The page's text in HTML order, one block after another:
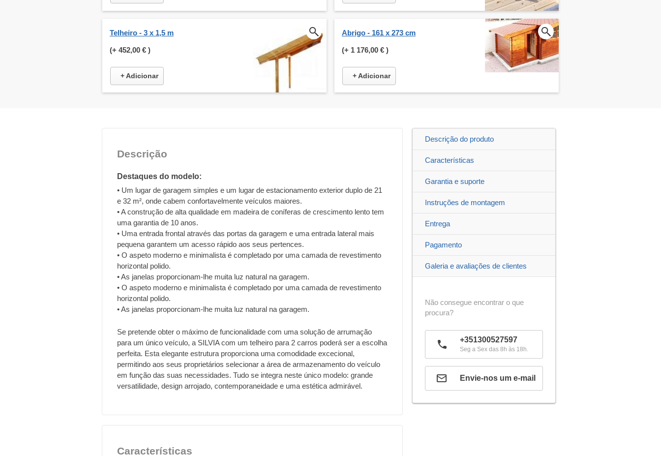
Telheiro - 3 x 1,5 m
(+ 452,00 € )
+ Adicionar
Abrigo - 161 x 273 cm
(+ 1 176,00 € )
+ Adicionar
Descrição
Destaques do modelo:
• Um lugar de garagem simples e um lugar de estacionamento exterior duplo de 21
e 32 m², onde cabem confortavelmente veículos maiores.
• A construção de alta qualidade em madeira de coníferas de crescimento lento tem
uma garantia de 10 anos.
• Uma entrada frontal através das portas da garagem e uma entrada lateral mais
pequena garantem um acesso rápido aos seus pertences.
• O aspeto moderno e minimalista é completado por uma camada de revestimento
horizontal polido.
• As janelas proporcionam-lhe muita luz natural na garagem.
• O aspeto moderno e minimalista é completado por uma camada de revestimento
horizontal polido.
• As janelas proporcionam-lhe muita luz natural na garagem.
Se pretende obter o máximo de funcionalidade com uma solução de arrumação
para um único veículo, a SILVIA com um telheiro para 2 carros poderá ser a escolha
perfeita. Esta elegante estrutura proporciona uma comodidade excecional,
permitindo aos seus proprietários selecionar a área de armazenamento do veículo
em função das suas necessidades. Tudo se integra neste único modelo: grande
versatilidade, design arrojado, contemporaneidade e uma estética admirável.
Características
Descrição do produto
Características
Garantia e suporte
Instruções de montagem
Entrega
Pagamento
Galeria e avaliações de clientes
Não consegue encontrar o que
procura?
+351300527597
Seg a Sex das 8h às 18h.
Envie-nos um e-mail